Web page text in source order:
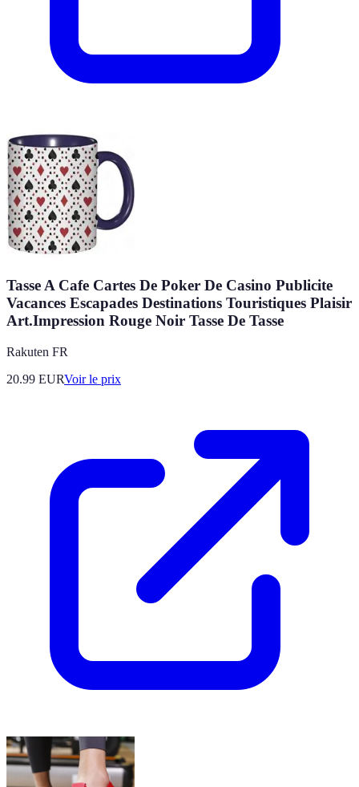
Tasse A Cafe Cartes De Poker De Casino Publicite
Vacances Escapades Destinations Touristiques Plaisir
Art.Impression Rouge Noir Tasse De Tasse
Rakuten FR
20.99 EURVoir le prix